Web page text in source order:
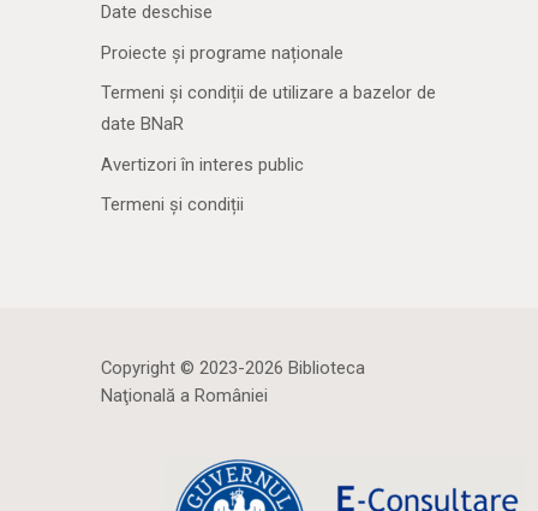
Date deschise
Proiecte și programe naționale
Termeni și condiții de utilizare a bazelor de
date BNaR
Avertizori în interes public
Termeni și condiții
Copyright © 2023-2026 Biblioteca
Naţională a României